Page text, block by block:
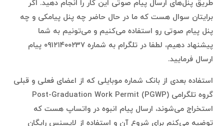
طریق پنل‌های ارسال پیام صوتی این کار را انجام دهید. اگر
برایتان سوال هست که ما در حال حاضر چه پنل پیامکی و چه
پنل پیام صوتی رو استفاده می‌کنیم و می‌تونیم به شما
پیشنهاد دهیم، لطفا در تلگرام به شماره ۰۹۱۲۱۴۰۰۲۳۷ پیام
ارسال فرمایید.
استفاده بعدی از بانک شماره موبایلی که از اعضای فعلی و قبلی
گروه تلگرامی Post-Graduation Work Permit (PGWP)
استخراج می‌شوند، ارسال پیام انبوه در واتساپ هست که
توضیه می‌کنم برای شروع آن و استفاده از لایسنس رایگان